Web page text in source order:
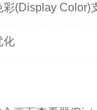
(Display
化